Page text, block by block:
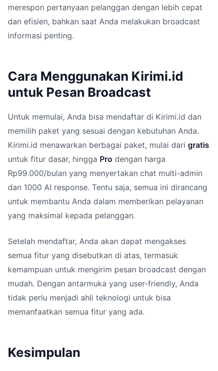
merespon pertanyaan pelanggan dengan lebih cepat
dan efisien, bahkan saat Anda melakukan broadcast
informasi penting.
Cara Menggunakan Kirimi.id
untuk Pesan Broadcast
Untuk memulai, Anda bisa mendaftar di Kirimi.id dan
memilih paket yang sesuai dengan kebutuhan Anda.
Kirimi.id menawarkan berbagai paket, mulai dari gratis
untuk fitur dasar, hingga Pro dengan harga
Rp99.000/bulan yang menyertakan chat multi-admin
dan 1000 AI response. Tentu saja, semua ini dirancang
untuk membantu Anda dalam memberikan pelayanan
yang maksimal kepada pelanggan.
Setelah mendaftar, Anda akan dapat mengakses
semua fitur yang disebutkan di atas, termasuk
kemampuan untuk mengirim pesan broadcast dengan
mudah. Dengan antarmuka yang user-friendly, Anda
tidak perlu menjadi ahli teknologi untuk bisa
memanfaatkan semua fitur yang ada.
Kesimpulan